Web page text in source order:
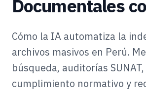
Documentales
Cómo la IA automatiza la
archivos masivos en Perú.
búsqueda, auditorías SUNAT,
cumplimiento normativo y